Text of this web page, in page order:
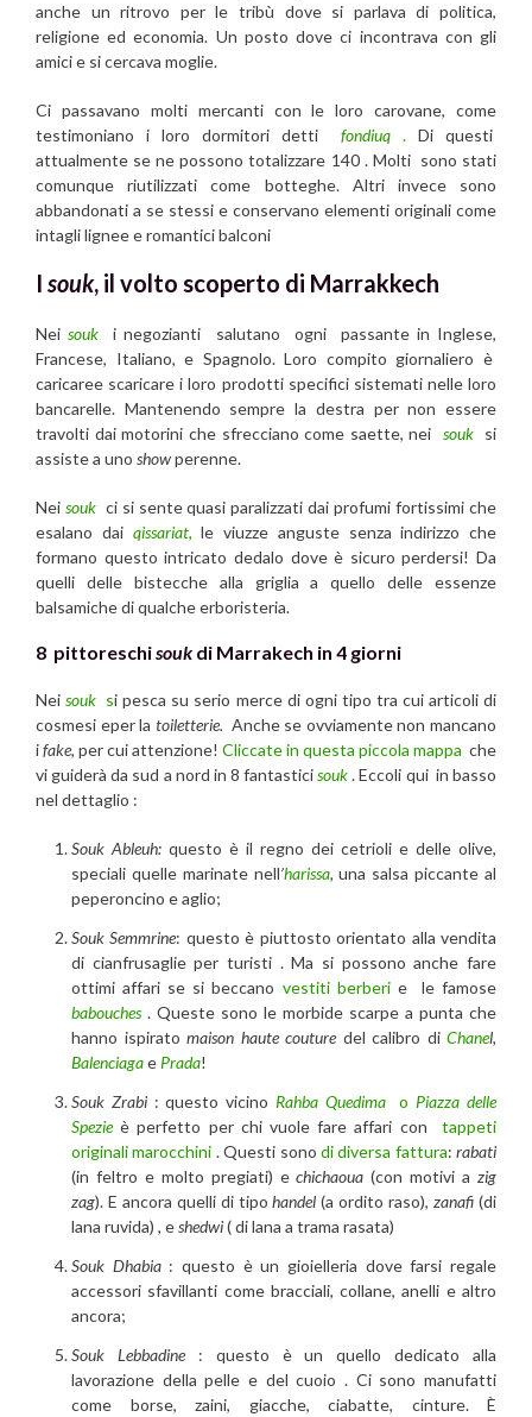
anche un ritrovo per le tribù dove si parlava di politica,
religione ed economia. Un posto dove ci incontrava con gli
amici e si cercava moglie.
Ci passavano molti mercanti con le loro carovane, come
testimoniano i loro dormitori detti
fondiuq . Di questi
attualmente se ne possono totalizzare 140 . Molti sono stati
comunque riutilizzati come botteghe. Altri invece sono
abbandonati a se stessi e conservano elementi originali come
intagli lignee e romantici balconi
I souk, il volto scoperto di Marrakkech
Neisouk
i negozianti salutano ogni passante in Inglese,
Francese, Italiano, e Spagnolo. Loro compito giornaliero è
caricaree scaricare i loro prodotti specifici sistemati nelle loro
bancarelle. Mantenendo sempre la destra per non essere
travolti dai motorini che sfrecciano come saette, nei souk
si
assiste a uno showperenne.
Nei souk ci si sente quasi paralizzati dai profumi fortissimi che
esalano dai qissariat,le viuzze anguste senza indirizzo che
formano questo intricato dedalo dove è sicuro perdersi! Da
quelli delle bistecche alla griglia a quello delle essenze
balsamiche di qualche erboristeria.
8 pittoreschisoukdi Marrakech in 4 giorni
Neisouk si pesca su serio merce di ogni tipo tra cui articoli di
cosmesi eper la toiletterie. Anche se ovviamente non mancano
ifake, per cui attenzione! Cliccate in questa piccola mappa che
vi guiderà da sud a nord in 8 fantasticisouk. Eccoli qui in basso
nel dettaglio :
Souk Ableuh: questo è il regno dei cetrioli e delle olive,
speciali quelle marinate nell’harissa,una salsa piccante al
peperoncino e aglio;
Souk Semmrine: questo è piuttosto orientato alla vendita
di cianfrusaglie per turisti . Ma si possono anche fare
ottimi affari se si beccano vestiti berberie le famose
babouches . Queste sono le morbide scarpe a punta che
hanno ispirato maison haute couture del calibro di Chanel,
Balenciagae Prada!
Souk Zrabi : questo vicino Rahba Quedimao Piazza delle
Spezieè perfetto per chi vuole fare affari con tappeti
originali marocchini . Questi sono di diversa fattura: rabati
(in feltro e molto pregiati) echichaoua(con motivi azig
zag). E ancora quelli di tipohandel(a ordito raso),zanafi (di
lana ruvida) , eshedwi( di lana a trama rasata)
Souk Dhabia : questo è un gioielleria dove farsi regale
accessori sfavillanti come bracciali, collane, anelli e altro
ancora;
Souk Lebbadine: questo è un quello dedicato alla
lavorazione della pelle e del cuoio . Ci sono manufatti
come borse, zaini, giacche, ciabatte, cinture. È